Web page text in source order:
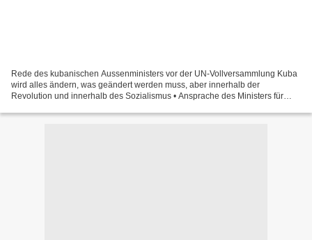
Rede des kubanischen Aussenministers vor der UN-Vollversammlung Kuba
wird alles ändern, was geändert werden muss, aber innerhalb der
Revolution und innerhalb des Sozialismus • Ansprache des Ministers für